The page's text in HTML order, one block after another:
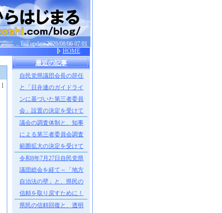
last update 2026/08/06 07:01
HOME
］
最近の記事
自民党県議団会長の辞任
と「日弁連のガイドライ
ンに基づいた第三者委員
会」設置の決定を受けて
議会の調査体制と、知事
による第三者委員会調査
範囲拡大の決定を受けて
令和8年7月27日自民党県
議団総会を経て～「地方
自治法の壁」と、県民の
信頼を取り戻すために！
県民の信頼回復と、透明